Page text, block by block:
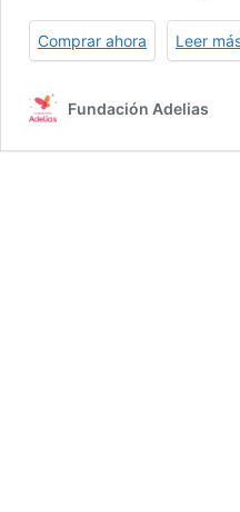
Comprar ahora Leer
Fundación Adelias